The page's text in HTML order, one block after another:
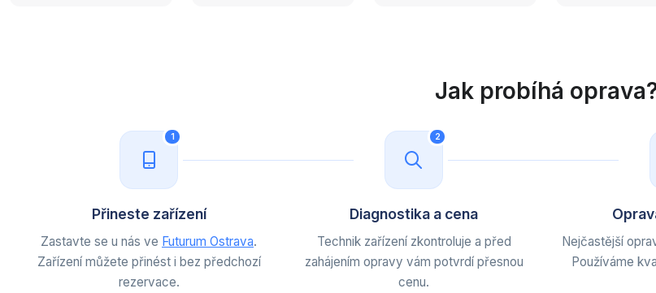
Jak probíhá
1
Přineste zařízení
Zastavte se u nás ve Futurum Ostrava.
Zařízení můžete přinést i bez předchozí
rezervace.
2
Diagnostika a cena
Technik zařízení zkontroluje a před
zahájením opravy vám potvrdí přesnou
cenu.
Nejčastější
Používáme